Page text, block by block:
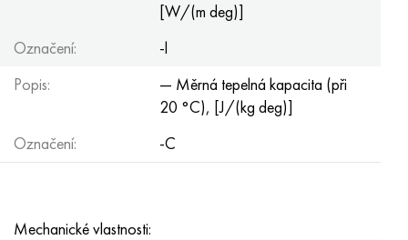
[W/(m deg)]
Označení:
-l
Popis:
— Měrná tepelná kapacita (při
20 °C), [J/(kg deg)]
Označení:
-C
Mechanické vlastnosti: